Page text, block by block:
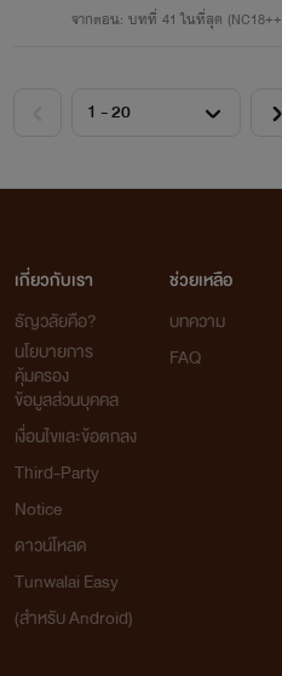
จากตอน: บทที่ 41 ในที่สุด
เกี่ยวกับเรา
ธัญวลัยคือ?
นโยบายการ
คุ้มครอง
ข้อมูลส่วนบุคคล
เงื่อนไขและข้อตกลง
Third-Party
Notice
ดาวน์โหลด
Tunwalai Easy
(สำหรับ Android)
ช่วยเหลือ
บทความ
FAQ